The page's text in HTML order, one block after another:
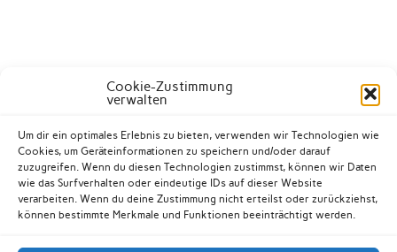
Cookie-Zustimmung
verwalten
Um dir ein optimales Erlebnis zu bieten, verwenden wir Technologien wie
Cookies, um Geräteinformationen zu speichern und/oder darauf
zuzugreifen. Wenn du diesen Technologien zustimmst, können wir Daten
wie das Surfverhalten oder eindeutige IDs auf dieser Website
verarbeiten. Wenn du deine Zustimmung nicht erteilst oder zurückziehst,
können bestimmte Merkmale und Funktionen beeinträchtigt werden.